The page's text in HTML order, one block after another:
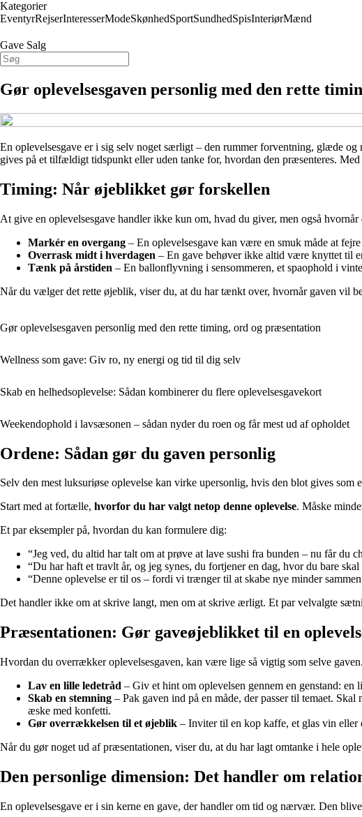
Kategorier
EventyrRejserInteresserModeSkønhedSportSundhedSpisInteriørMænd
Gave Salg
Gør oplevelsesgaven personlig med den rette
En oplevelsesgave er i sig selv noget særligt – den rummer forventning, glæde
gives på et tilfældigt tidspunkt eller uden tanke for, hvordan den præsenteres.
Timing: Når øjeblikket gør forskellen
At give en oplevelsesgave handler ikke kun om, hvad du giver, men også
Markér en overgang – En oplevelsesgave kan være en smuk måde at
Overrask midt i hverdagen – En gave behøver ikke altid være knyttet til
Tænk på årstiden – En ballonflyvning i sensommeren, et spaophold i
Når du vælger det rette øjeblik, viser du, at du har tænkt over, hvornår gaven vil
Gør oplevelsesgaven personlig med den rette timing, ord og præsentation
Wellness som gave: Giv ro, ny energi og tid til dig selv
Skab en helhedsoplevelse: Sådan kombinerer du flere oplevelsesgavekort
Weekendophold i lavsæsonen – sådan nyder du roen og får mest ud af opholdet
Ordene: Sådan gør du gaven personlig
Selv den mest luksuriøse oplevelse kan virke upersonlig, hvis den blot gives
Start med at fortælle, hvorfor du har valgt netop denne oplevelse. Måske
Et par eksempler på, hvordan du kan formulere dig:
“Jeg ved, du altid har talt om at prøve at lave sushi fra bunden – nu får du
“Du har haft et travlt år, og jeg synes, du fortjener en dag, hvor du bare
“Denne oplevelse er til os – fordi vi trænger til at skabe nye minder
Det handler ikke om at skrive langt, men om at skrive ærligt. Et par velvalgte
Præsentationen: Gør gaveøjeblikket til en
Hvordan du overrækker oplevelsesgaven, kan være lige så vigtig som selve
Lav en lille ledetråd – Giv et hint om oplevelsen gennem en genstand:
Skab en stemning – Pak gaven ind på en måde, der passer til temaet.
æske med konfetti.
Gør overrækkelsen til et øjeblik – Inviter til en kop kaffe, et glas vin
Når du gør noget ud af præsentationen, viser du, at du har lagt omtanke i hele
Den personlige dimension: Det handler om
En oplevelsesgave er i sin kerne en gave, der handler om tid og nærvær. Den